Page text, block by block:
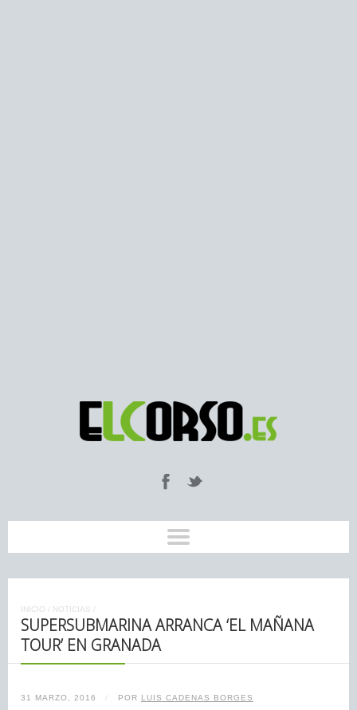
INICIO / NOTICIAS /
SUPERSUBMARINA ARRANCA ‘EL MAÑANA
TOUR’ EN GRANADA
31 MARZO, 2016 / POR LUIS CADENAS BORGES